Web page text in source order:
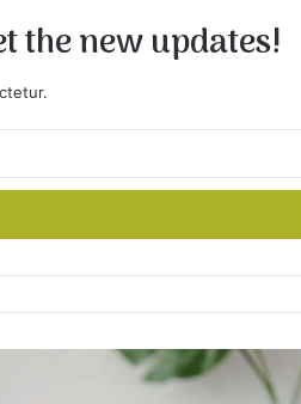
the new updates!